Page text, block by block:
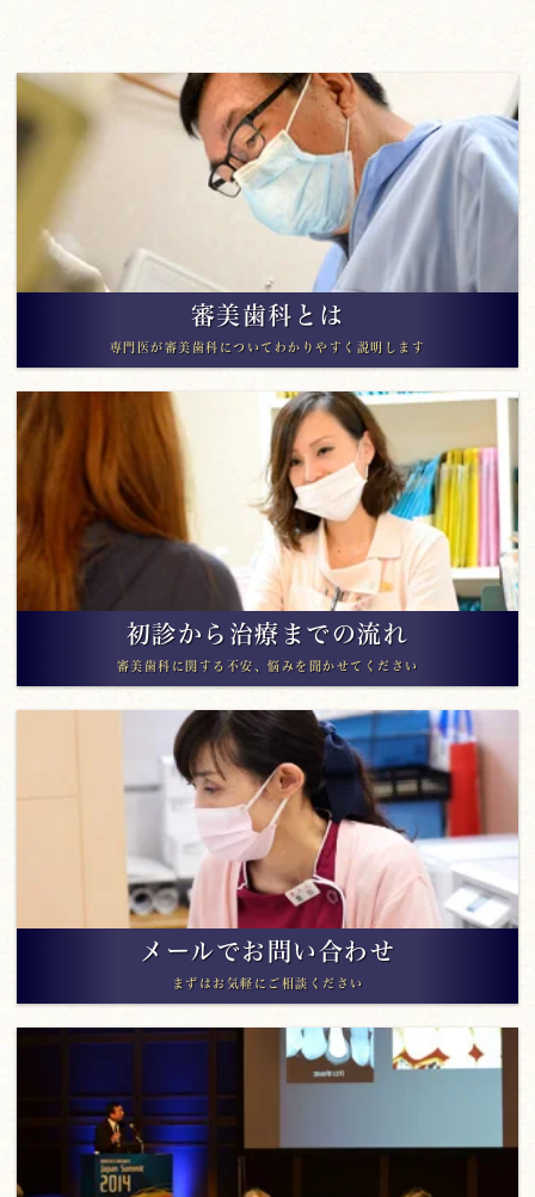
審美歯科とは
専門医が審美歯科についてわかりやすく説明します
初診から治療までの流れ
審美歯科に関する不安、悩みを聞かせてください
メールでお問い合わせ
まずはお気軽にご相談ください